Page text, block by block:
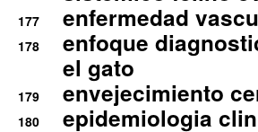
177 enfermedad
178
enfoque
el gato
179 envejecimiento
180
epidemiologia